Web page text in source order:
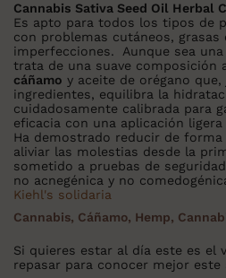
Cannabis Sativa Seed Oil Herbal
Es apto para todos los tipos de
con problemas cutáneos, grasas
imperfecciones. Aunque sea
trata de una suave composición
cáñamo y aceite de orégano
ingredientes, equilibra la
cuidadosamente calibrada para
eficacia con una aplicación
Ha demostrado reducir de
aliviar las molestias desde la
sometido a pruebas de
no acnegénica y no
Kiehl's solidaria
Cannabis, Cáñamo, Hemp,
Si quieres estar al día este es el
repasar para conocer mejor este